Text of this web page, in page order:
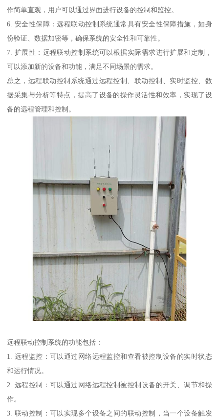
作简单直观，用户可以通过界面进行设备的控制和监控。
6. 安全性保障：远程联动控制系统通常具有安全性保障措施，如身
份验证、数据加密等，确保系统的安全性和可靠性。
7. 扩展性：远程联动控制系统可以根据实际需求进行扩展和定制，
可以添加新的设备和功能，满足不同场景的需求。
总之，远程联动控制系统通过远程控制、联动控制、实时监控、数
据采集与分析等特点，提高了设备的操作灵活性和效率，实现了设
备的远程管理和控制。
远程联动控制系统的功能包括：
1. 远程监控：可以通过网络远程监控和查看被控制设备的实时状态
和运行情况。
2. 远程控制：可以通过网络远程控制被控制设备的开关、调节和操
作。
3. 联动控制：可以实现多个设备之间的联动控制，当一个设备触发